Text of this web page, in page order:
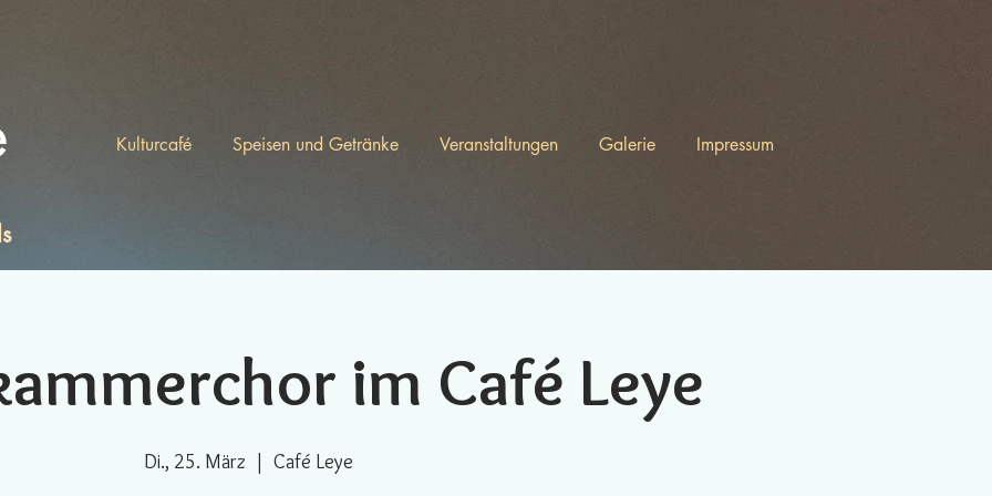
Kulturcafé Speisen und Getränke Veranstaltungen Galerie Impressum
im Café Leye
Di., 25. März
  |
Café Leye